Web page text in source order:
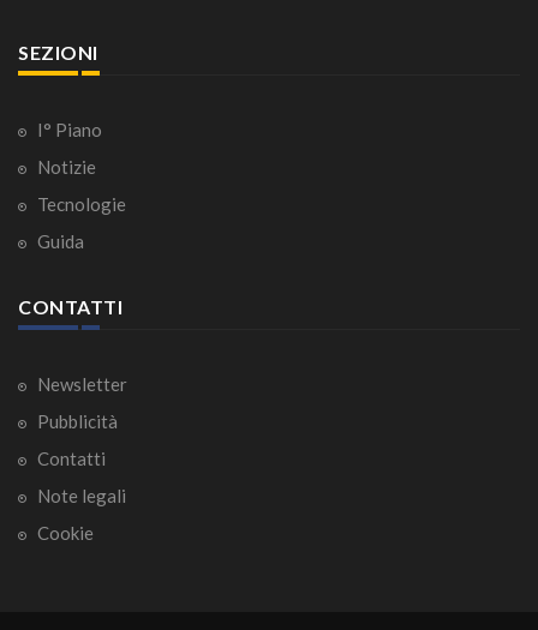
SEZIONI
I° Piano
Notizie
Tecnologie
Guida
CONTATTI
Newsletter
Pubblicità
Contatti
Note legali
Cookie